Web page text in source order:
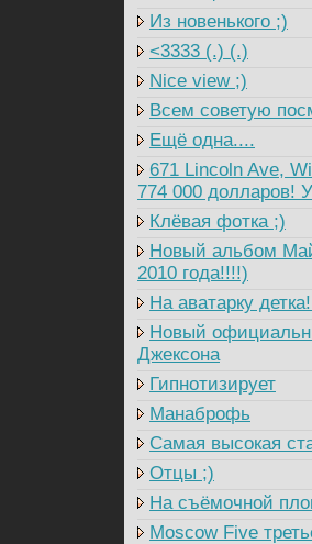
Из новенького ;)
<3333 (.) (.)
Nice view ;)
Всем советую
Ещё одна....
671 Lincoln Ave,
774 000 долларов!
Клёвая фотка ;)
Новый альбом
2010 года!!!!)
На аватарку
Новый
Джексона
Гипнотизирует
Манаброфь
Самая высокая
Отцы ;)
На съёмочной
Moscow Five